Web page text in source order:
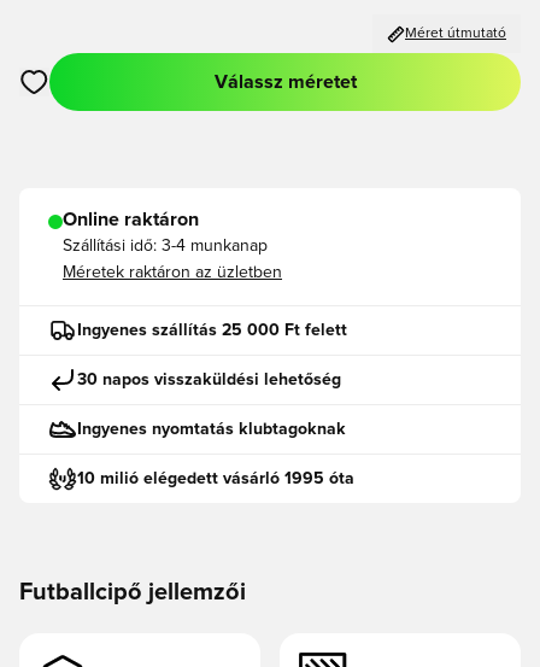
Méret útmutató
Megnyit egy modált a bejelentkezéshez vagy a tagként való
Válassz méretet
Online raktáron
Szállítási idő: 3-4 munkanap
Méretek raktáron az üzletben
Ingyenes szállítás 25 000 Ft felett
30 napos visszaküldési lehetőség
Ingyenes nyomtatás klubtagoknak
10 milió elégedett vásárló 1995 óta
Futballcipő jellemzői